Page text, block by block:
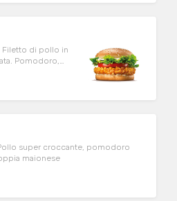
Filetto di pollo in
Pomodoro,
Pollo super croccante, pomodoro
maionese